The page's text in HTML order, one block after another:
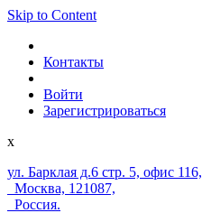
Skip to Content
Контакты
Войти
Зарегистрироваться
x
ул. Барклая д.6 стр. 5, офис 116,
Москва, 121087,
Россия.